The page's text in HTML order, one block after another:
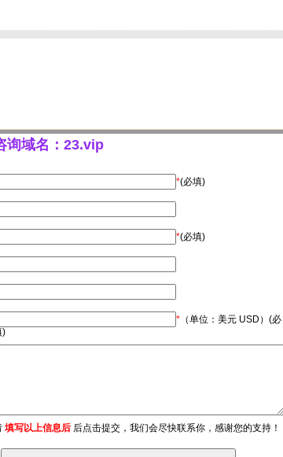
询域名：23.vip
*(必填)
*(必填)
* （单位：美元 USD）(必
)
填写以上信息后 后点击提交，我们会尽快联系你，感谢您的支持！